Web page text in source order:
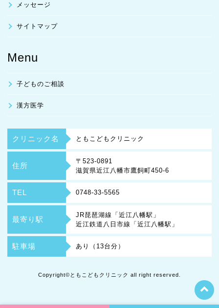
メッセージ
サイトマップ
Menu
子どものご相談
漢方医学
クリニック名 ともこどもクリニック
住所
〒523-0891
滋賀県近江八幡市鷹飼町450-6
TEL 0748-33-5565
最寄り駅
JR琵琶湖線「近江八幡駅」
近江鉄道八日市線「近江八幡駅」
駐車場 あり（13台分）
Copyright©ともこどもクリニック all right reserved.